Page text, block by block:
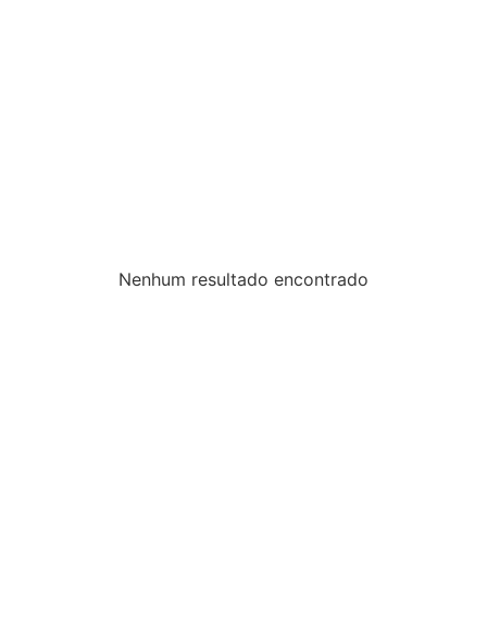
Nenhum resultado encontrado